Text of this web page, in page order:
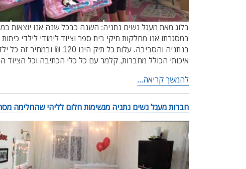
בלוג מאת מעגל נשים נתניה: השנה כבכל שנה אנו יוצאות
במסגרתו אנו מחלקות תיקי בית ספר וציוד לימודי לילדי
בנתניה והסביבה. עלות כל תיק הינו
איכותי הכולל מחברות, קלמר עם כל כלי הכתיבה וכל הציוד
להמשך קריאה...
חברות מעגל נשים נתניה מגשימות חלום לליהי שהחלימה מסרטן |